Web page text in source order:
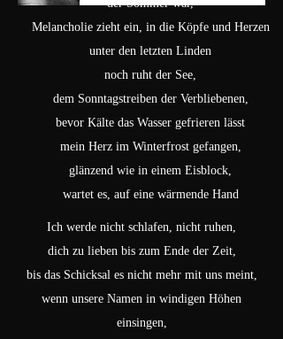
der Sommer war,
Melancholie zieht ein, in die Köpfe und Herzen
unter den letzten Linden
noch ruht der See,
dem Sonntagstreiben der Verbliebenen,
bevor Kälte das Wasser gefrieren lässt
mein Herz im Winterfrost gefangen,
glänzend wie in einem Eisblock,
wartet es, auf eine wärmende Hand
Ich werde nicht schlafen, nicht ruhen,
dich zu lieben bis zum Ende der Zeit,
bis das Schicksal es nicht mehr mit uns meint,
wenn unsere Namen in windigen Höhen
einsingen,